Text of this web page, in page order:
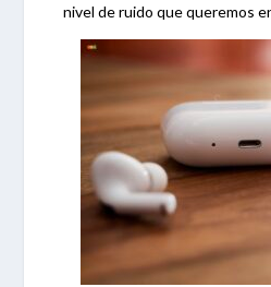
nivel de ruido que queremos